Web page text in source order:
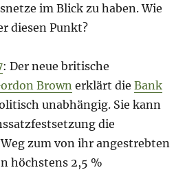
im Blick zu haben. Wie
diesen Punkt?
: Der neue britische
Brown erklärt dieBank
unabhängig. Sie kann
die
zum von ihr angestrebten
höchstens 2,5 %